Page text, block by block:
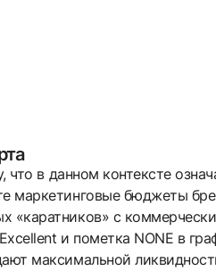
что в данном контексте
маркетинговые бюджеты
«каратников» с
и пометка NONE в
максимальной